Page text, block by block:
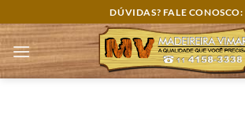
to
content
DÚVIDAS? FALE CONOSCO: